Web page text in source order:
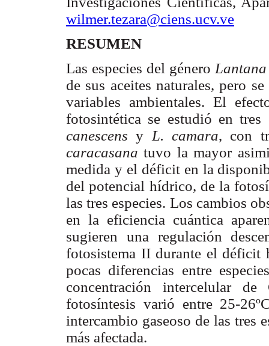
wilmer.tezara@ciens.ucv.ve
RESUMEN
Las especies del género
de sus aceites naturales, pero
variables ambientales. El
fotosintética se estudió en tres
canescens y L. camara, con
caracasanatuvo la mayor
medida y el déficit en la
del potencial hídrico, de la
las tres especies. Los cambios
en la eficiencia cuántica
sugieren una regulación
fotosistema II durante el déficit
pocas diferencias entre
concentración intercelular
fotosíntesis varió entre 25-
intercambio gaseoso de las tres
más afectada.